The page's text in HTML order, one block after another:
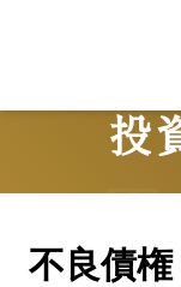
投
不良債権